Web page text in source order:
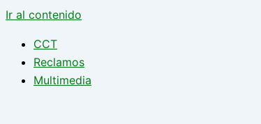
Ir al contenido
CCT
Reclamos
Multimedia